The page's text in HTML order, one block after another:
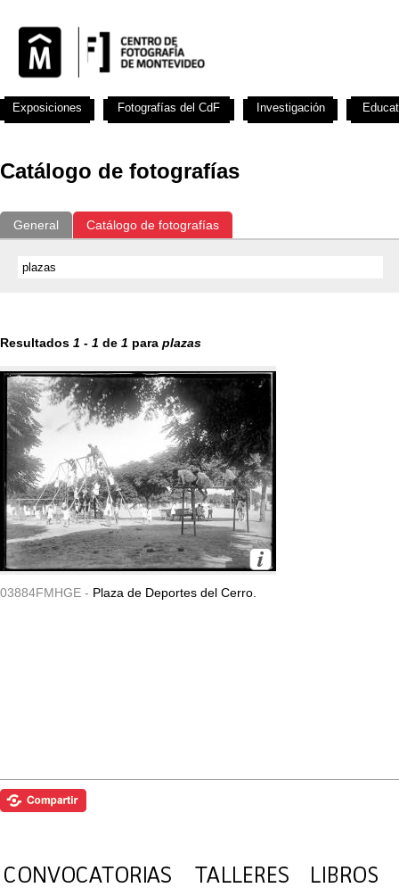
Catálogo de fotografías
General Catálogo de fotografías
Resultados 1 - 1 de 1 para plazas
03884FMHGE - Plaza de Deportes del Cerro.
Exposiciones Fotografías del CdF Investigación